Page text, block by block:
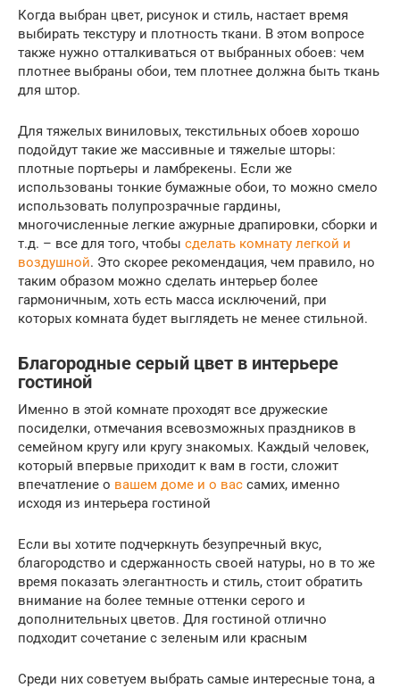
Когда выбран цвет, рисунок и стиль, настает время
выбирать текстуру и плотность ткани. В этом вопросе
также нужно отталкиваться от выбранных обоев: чем
плотнее выбраны обои, тем плотнее должна быть ткань
для штор.
Для тяжелых виниловых, текстильных обоев хорошо
подойдут такие же массивные и тяжелые шторы:
плотные портьеры и ламбрекены. Если же
использованы тонкие бумажные обои, то можно смело
использовать полупрозрачные гардины,
многочисленные легкие ажурные драпировки, сборки и
т.д. – все для того, чтобы сделать комнату легкой и
воздушной. Это скорее рекомендация, чем правило, но
таким образом можно сделать интерьер более
гармоничным, хоть есть масса исключений, при
которых комната будет выглядеть не менее стильной.
Благородные серый цвет в интерьере
гостиной
Именно в этой комнате проходят все дружеские
посиделки, отмечания всевозможных праздников в
семейном кругу или кругу знакомых. Каждый человек,
который впервые приходит к вам в гости, сложит
впечатление о вашем доме и о вас самих, именно
исходя из интерьера гостиной
Если вы хотите подчеркнуть безупречный вкус,
благородство и сдержанность своей натуры, но в то же
время показать элегантность и стиль, стоит обратить
внимание на более темные оттенки серого и
дополнительных цветов. Для гостиной отлично
подходит сочетание с зеленым или красным
Среди них советуем выбрать самые интересные тона, а